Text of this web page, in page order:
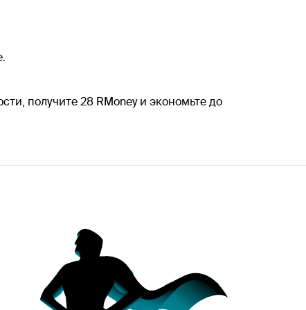
получите 28 RMoney и экономьте до